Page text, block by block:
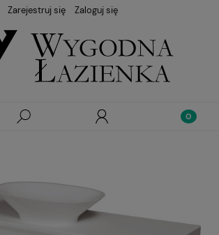
Zarejestruj się Zaloguj się